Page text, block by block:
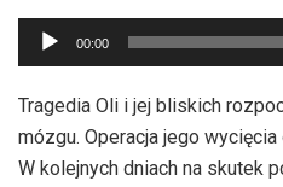
Odtwarzacz
plików
dźwiękowych
00:00
Tragedia Oli i jej bliskich
mózgu. Operacja jego
W kolejnych dniach na skutek